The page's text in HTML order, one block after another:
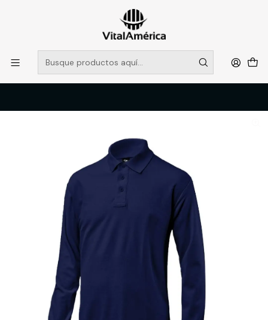
POR SISTEMA FRONTAL SOLO RETIROS EN TIENDA, DESDE
MUCHAS GRACIAS +569 5956 2237
Leer más
Catálogo
VESTIMENTA TECNICA Y CORPORATIVA
POLERAS Y CAMISAS
POLERA MANGA LARGA PIQUE BLACK BULL AZUL T/2XL